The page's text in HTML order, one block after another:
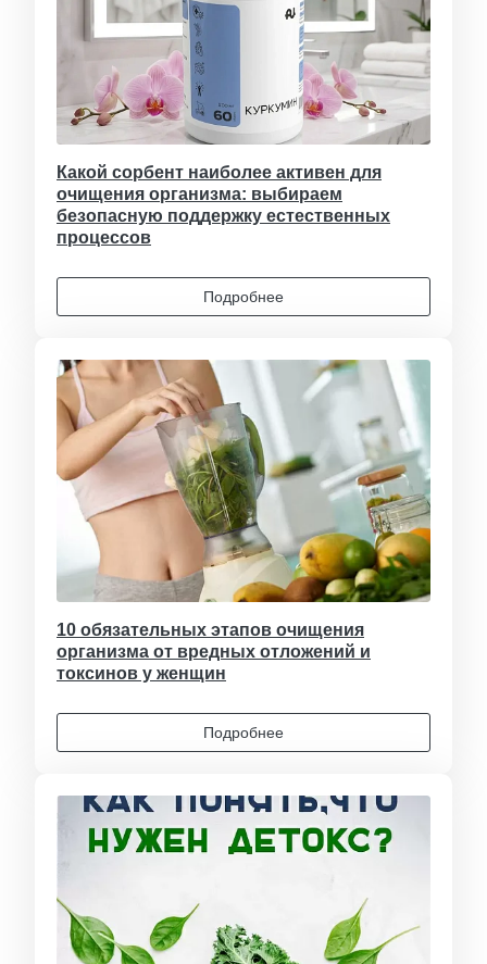
Какой сорбент наиболее активен для
очищения организма: выбираем
безопасную поддержку естественных
процессов
Подробнее
10 обязательных этапов очищения
организма от вредных отложений и
токсинов у женщин
Подробнее